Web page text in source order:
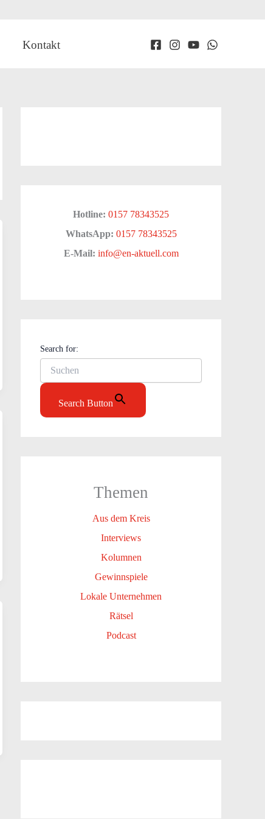
Kontakt
Hotline: 0157 78343525
WhatsApp: 0157 78343525
E-Mail: info@en-aktuell.com
Search for:
Search Button
Themen
Aus dem Kreis
Interviews
Kolumnen
Gewinnspiele
Lokale Unternehmen
Rätsel
Podcast